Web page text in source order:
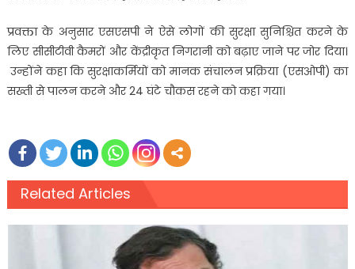
प्रवक्ता के अनुसार एसएसपी ने ऐसे लोगों की सुरक्षा सुनिश्चित करने के
लिए सीसीटीवी कैमरों और केंद्रीकृत निगरानी को बढ़ाए जाने पर जोर दिया।
उन्होंने कहा कि सुरक्षाकर्मियों को मानक संचालन प्रक्रिया (एसओपी) का
सख्ती से पालन करने और 24 घंटे चौकस रहने को कहा गया।
Related Articles